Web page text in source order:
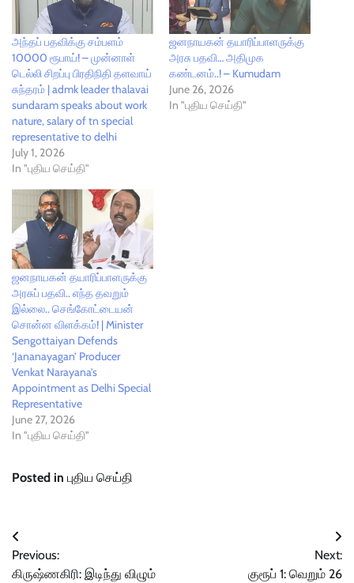
அந்தப் பதவிக்கு சம்பளம்
10000 ரூபாய்! – முன்னாள்
டெல்லி சிறப்பு பிரதிநிதி தளவாய்
சுந்தரம் | admk leader thalavai
sundaram speaks about work
nature, salary of tn special
representative to delhi
July 1, 2026
In "புதிய செய்தி"
ஜனநாயகன் தயாரிப்பாளருக்கு
அரசு பதவி… அதிமுக
கண்டனம்..! – Kumudam
June 26, 2026
In "புதிய செய்தி"
ஜனநாயகன் தயாரிப்பாளருக்கு
அரசுப் பதவி.. எந்த தவறும்
இல்லை.. செங்கோட்டையன்
சொன்ன விளக்கம்! | Minister
Sengottaiyan Defends
‘Jananayagan’ Producer
Venkat Narayana’s
Appointment as Delhi Special
Representative
June 27, 2026
In "புதிய செய்தி"
Posted in புதிய செய்தி
Post
navigation
Previous:
கிருஷ்ணகிரி: இடிந்து விழும்
Next:
குரூப் 1: வெறும் 26